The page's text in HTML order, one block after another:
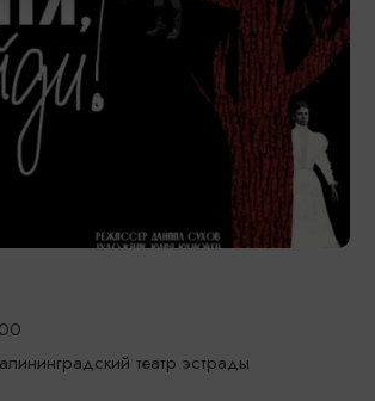
театр эстрады